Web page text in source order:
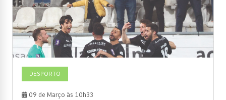
DESPORTO
09 de Março às 10h33